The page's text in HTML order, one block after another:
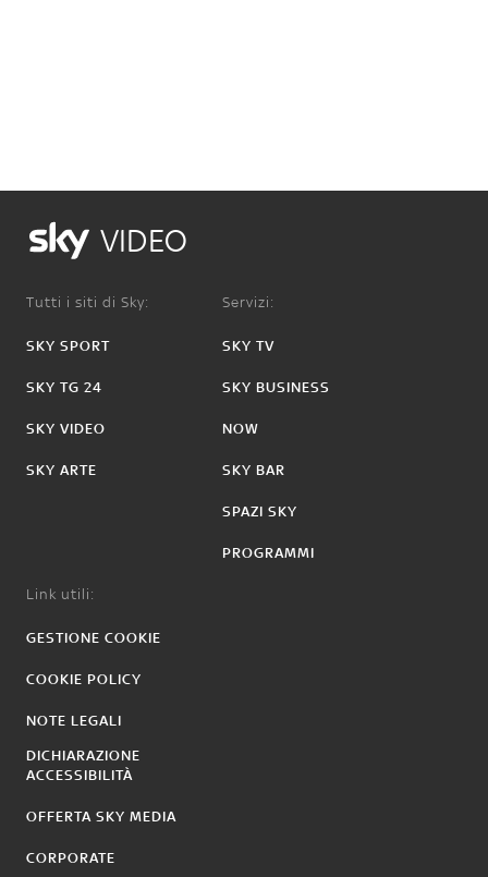
VIDEO
Tutti i siti di Sky:
SKY SPORT
SKY TG 24
SKY VIDEO
SKY ARTE
Servizi:
SKY TV
SKY BUSINESS
NOW
SKY BAR
SPAZI SKY
PROGRAMMI
Link utili:
GESTIONE COOKIE
COOKIE POLICY
NOTE LEGALI
DICHIARAZIONE
ACCESSIBILITÀ
OFFERTA SKY MEDIA
CORPORATE